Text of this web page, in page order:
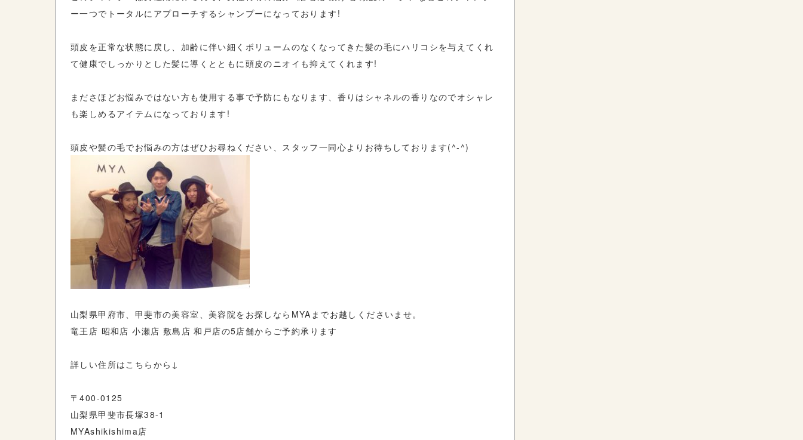
ー一つでトータルにアプローチするシャンプーになっております!
頭皮を正常な状態に戻し、加齢に伴い細くボリュームのなくなってきた髪の毛にハリコシを与えてくれ
て健康でしっかりとした髪に導くとともに頭皮のニオイも抑えてくれます!
まださほどお悩みではない方も使用する事で予防にもなります、香りはシャネルの香りなのでオシャレ
も楽しめるアイテムになっております!
頭皮や髪の毛でお悩みの方はぜひお尋ねください、スタッフ一同心よりお待ちしております(^-^)
山梨県甲府市、甲斐市の美容室、美容院をお探しならMYAまでお越しくださいませ。
竜王店 昭和店 小瀬店 敷島店 和戸店の5店舗からご予約承ります
詳しい住所はこちらから↓
〒400-0125
山梨県甲斐市長塚38-1
MYAshikishima店